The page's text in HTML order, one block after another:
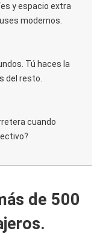
y espacio extra
modernos.
Tú haces la
del resto.
cuando
de 500